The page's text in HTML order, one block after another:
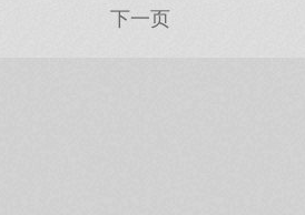
下一页